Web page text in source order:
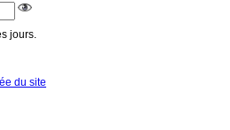
jours.
du site